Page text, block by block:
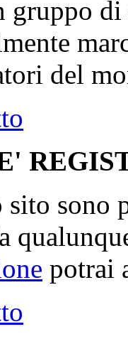
gruppo
del
sito sono
potrai